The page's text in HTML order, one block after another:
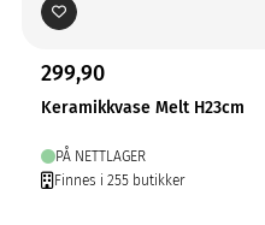
299,90
Keramikkvase Melt H23cm
PÅ NETTLAGER
Finnes i 255 butikker